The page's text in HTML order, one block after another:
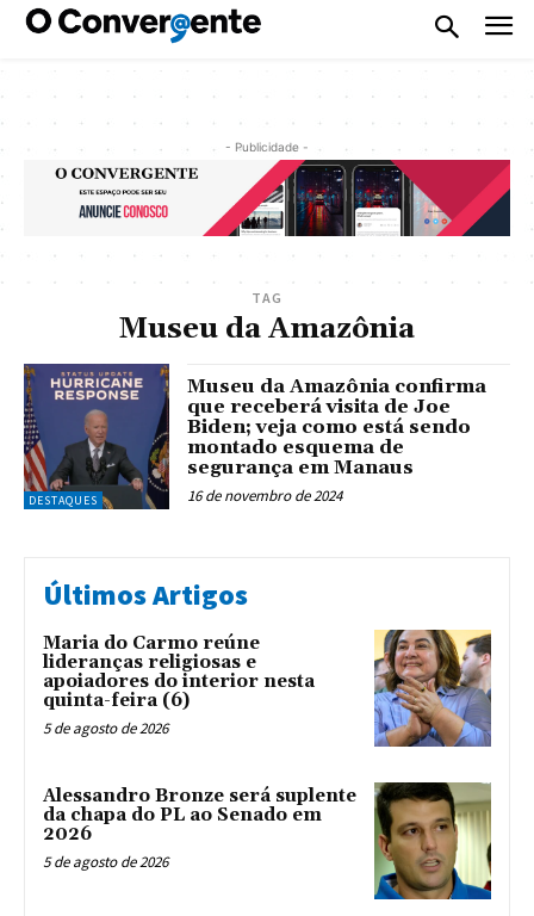
- Publicidade -
TAG
Museu da Amazônia
DESTAQUES
Museu da Amazônia confirma
que receberá visita de Joe
Biden; veja como está sendo
montado esquema de
segurança em Manaus
16 de novembro de 2024
Últimos Artigos
Maria do Carmo reúne
lideranças religiosas e
apoiadores do interior nesta
quinta-feira (6)
5 de agosto de 2026
Alessandro Bronze será suplente
da chapa do PL ao Senado em
2026
5 de agosto de 2026